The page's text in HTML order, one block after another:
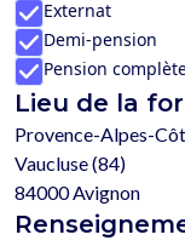
Externat
Demi-pension
Pension
Lieu de la
Provence-Alpes-
Vaucluse (84)
84000 Avignon